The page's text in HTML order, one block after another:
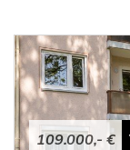
109.000,- €